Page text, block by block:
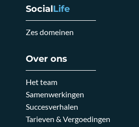
SocialLife
Zes domeinen
Over ons
Het team
Samenwerkingen
Succesverhalen
Tarieven & Vergoedingen